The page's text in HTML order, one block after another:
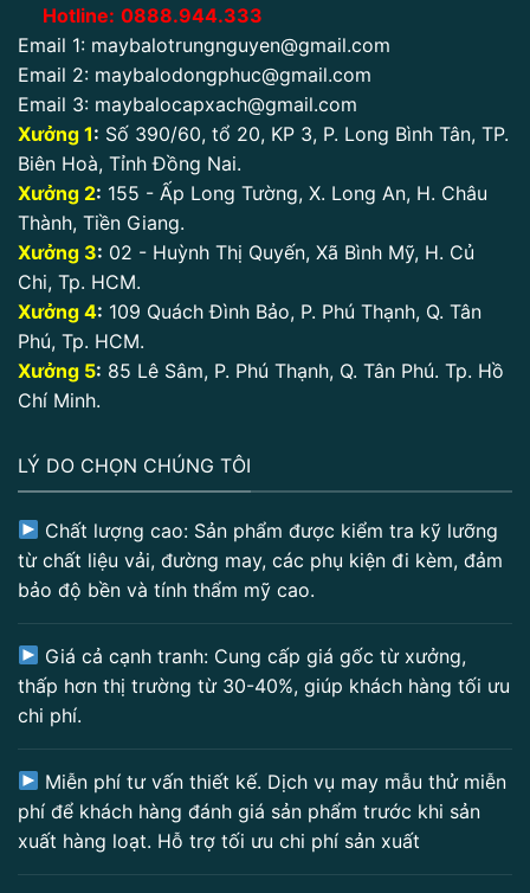
Hotline: 0888.944.333
Email 1: maybalotrungnguyen@gmail.com
Email 2: maybalodongphuc@gmail.com
Email 3: maybalocapxach@gmail.com
Xưởng 1: Số 390/60, tổ 20, KP 3, P. Long Bình Tân, TP.
Biên Hoà, Tỉnh Đồng Nai.
Xưởng 2: 155 - Ấp Long Tường, X. Long An, H. Châu
Thành, Tiền Giang.
Xưởng 3: 02 - Huỳnh Thị Quyến, Xã Bình Mỹ, H. Củ
Chi, Tp. HCM.
Xưởng 4: 109 Quách Đình Bảo, P. Phú Thạnh, Q. Tân
Phú, Tp. HCM.
Xưởng 5: 85 Lê Sâm, P. Phú Thạnh, Q. Tân Phú. Tp. Hồ
Chí Minh.
LÝ DO CHỌN CHÚNG TÔI
Chất lượng cao: Sản phẩm được kiểm tra kỹ lưỡng
từ chất liệu vải, đường may, các phụ kiện đi kèm, đảm
bảo độ bền và tính thẩm mỹ cao.
Giá cả cạnh tranh: Cung cấp giá gốc từ xưởng,
thấp hơn thị trường từ 30-40%, giúp khách hàng tối ưu
chi phí.
Miễn phí tư vấn thiết kế. Dịch vụ may mẫu thử miễn
phí để khách hàng đánh giá sản phẩm trước khi sản
xuất hàng loạt. Hỗ trợ tối ưu chi phí sản xuất